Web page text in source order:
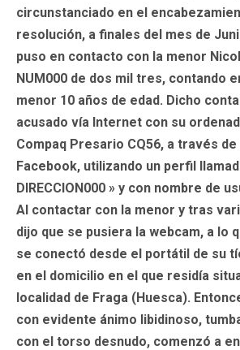
circunstanciado en el
resolución, a finales del mes de
puso en contacto con la menor
NUM000 de dos mil tres, contando
menor 10 años de edad. Dicho
acusado vía Internet con su
Compaq Presario CQ56, a través
Facebook, utilizando un perfil
DIRECCION000 » y con nombre de
Al contactar con la menor y tras
dijo que se pusiera la webcam, a lo
se conectó desde el portátil de su
en el domicilio en el que residía
localidad de Fraga (Huesca).
con evidente ánimo libidinoso,
con el torso desnudo, comenzó a